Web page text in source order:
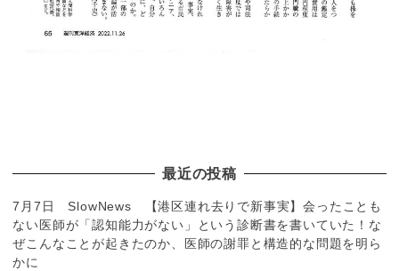
最近の投稿
7月7日 SlowNews 【港区連れ去りで新事実】会ったことも
ない医師が「認知能力がない」という診断書を書いていた！な
ぜこんなことが起きたのか、医師の謝罪と構造的な問題を明ら
かに